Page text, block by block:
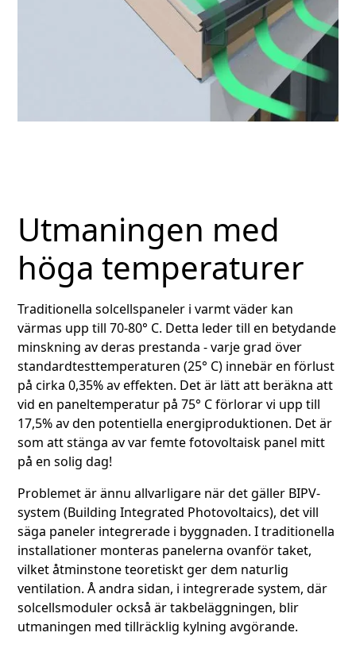
Utmaningen med
höga temperaturer
Traditionella solcellspaneler i varmt väder kan
värmas upp till 70-80° C. Detta leder till en betydande
minskning av deras prestanda - varje grad över
standardtesttemperaturen (25° C) innebär en förlust
på cirka 0,35% av effekten. Det är lätt att beräkna att
vid en paneltemperatur på 75° C förlorar vi upp till
17,5% av den potentiella energiproduktionen. Det är
som att stänga av var femte fotovoltaisk panel mitt
på en solig dag!
Problemet är ännu allvarligare när det gäller BIPV-
system (Building Integrated Photovoltaics), det vill
säga paneler integrerade i byggnaden. I traditionella
installationer monteras panelerna ovanför taket,
vilket åtminstone teoretiskt ger dem naturlig
ventilation. Å andra sidan, i integrerade system, där
solcellsmoduler också är takbeläggningen, blir
utmaningen med tillräcklig kylning avgörande.